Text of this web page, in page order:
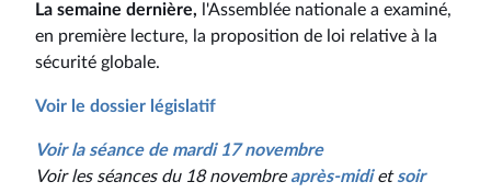
La semaine dernière, l'Assemblée nationale a examiné,
en première lecture, la proposition de loi relative à la
sécurité globale.
Voir le dossier législatif
Voir la séance de mardi 17 novembre
Voir les séances du 18 novembreaprès-midietsoir